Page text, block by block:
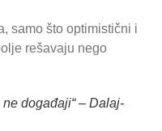
samo što optimistični i
rešavaju nego
događaji“ – Dalaj-